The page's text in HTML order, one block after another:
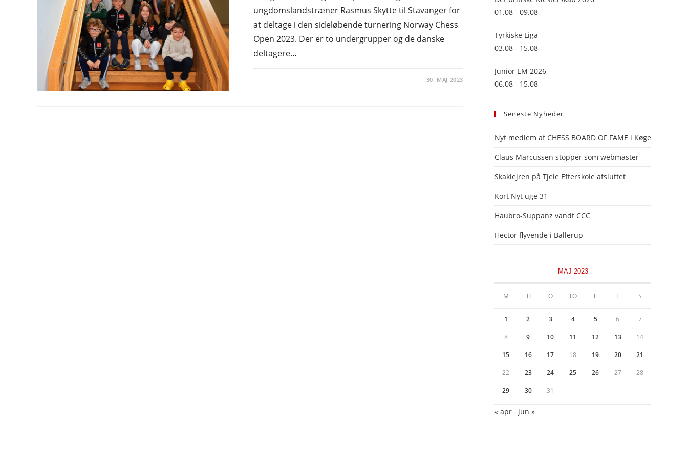
ungdomslandstræner Rasmus Skytte til Stavanger for
at deltage i den sideløbende turnering Norway Chess
Open 2023. Der er to undergrupper og de danske
deltagere…
30. MAJ 2023
01.08 - 09.08
Tyrkiske Liga
03.08 - 15.08
Junior EM 2026
06.08 - 15.08
Seneste Nyheder
Nyt medlem af CHESS BOARD OF FAME i Køge
Claus Marcussen stopper som webmaster
Skaklejren på Tjele Efterskole afsluttet
Kort Nyt uge 31
Haubro-Suppanz vandt CCC
Hector flyvende i Ballerup
MAJ 2023
M TI O TO F L S
1 2 3 4 5 6 7
8 9 10 11 12 13 14
15 16 17 18 19 20 21
22 23 24 25 26 27 28
29 30 31
« apr jun »